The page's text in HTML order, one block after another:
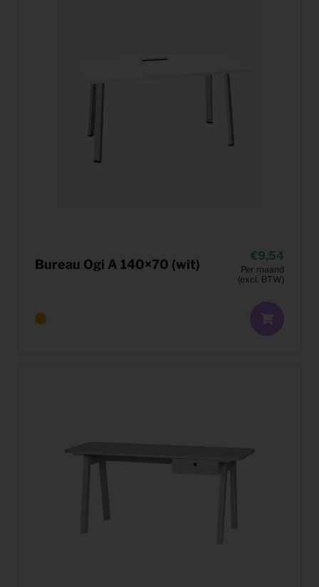
Bureau Ogi A 140×70 (wit)
9,54
Per maand
(excl. BTW)